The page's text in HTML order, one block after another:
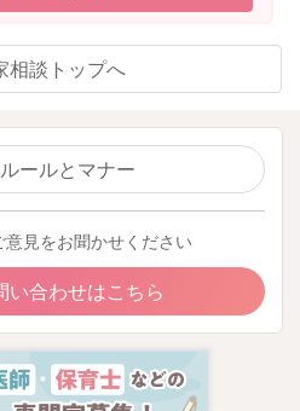
相談トップへ
ールとマナー
見をお聞かせください
い合わせはこちら